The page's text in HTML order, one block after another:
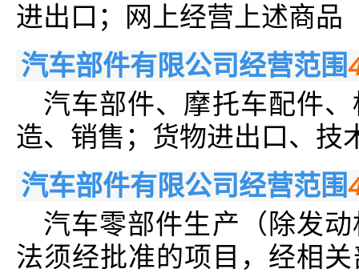
进出口；网上经营上述商品
汽车部件有限公司经营范围
汽车部件、摩托车配件
造、销售；货物进出口、技
汽车部件有限公司经营范围
汽车零部件生产（除发
法须经批准的项目，经相